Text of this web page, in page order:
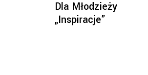
Dla Młodzieży
„Inspiracje”